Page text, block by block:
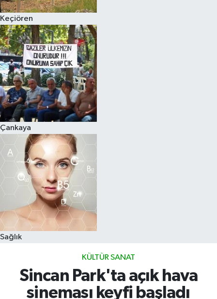
Keçiören
Çankaya
Sağlık
KÜLTÜR SANAT
Sincan Park'ta açık hava
sineması keyfi başladı